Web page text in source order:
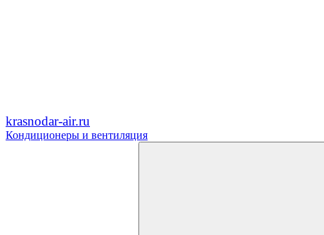
krasnodar-air.ru
Кондиционеры и вентиляция